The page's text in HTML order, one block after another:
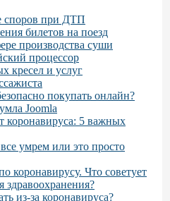
споров при ДТП
билетов на поезд
производства суши
процессор
кресел и услуг
покупать онлайн?
Joomla
коронавируса: 5 важных
умрем или это просто
коронавирусу. Что советует
здравоохранения?
из-за коронавируса?